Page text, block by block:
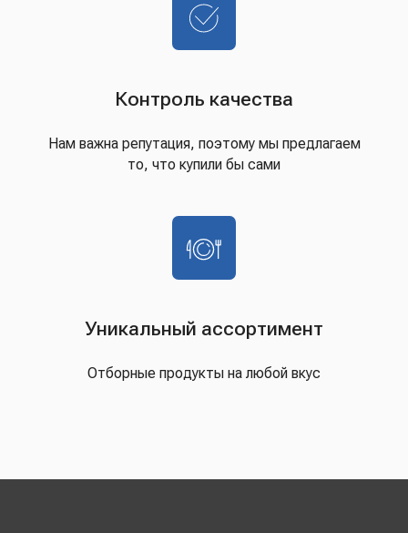
Контроль качества
Нам важна репутация, поэтому мы предлагаем
то, что купили бы сами
Уникальный ассортимент
Отборные продукты на любой вкус